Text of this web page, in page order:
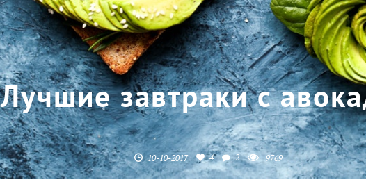
Лучшие завтраки с
10-10-2017 4 2 9769